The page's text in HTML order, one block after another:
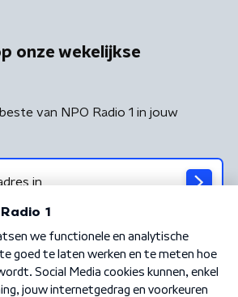
onze wekelijkse
van NPO Radio 1 in jouw